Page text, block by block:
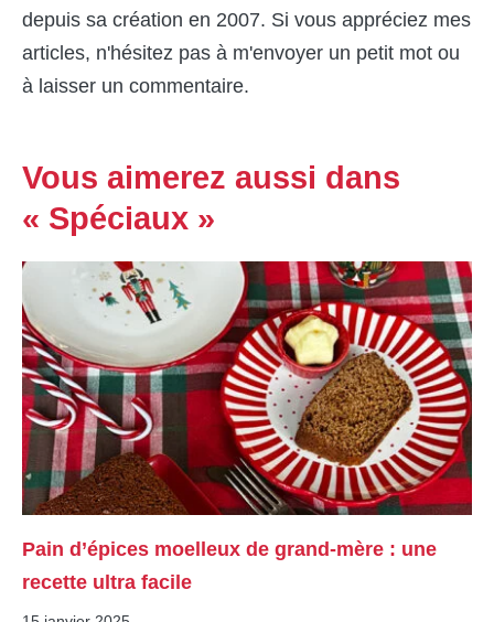
depuis sa création en 2007. Si vous appréciez mes
articles, n'hésitez pas à m'envoyer un petit mot ou
à laisser un commentaire.
Vous aimerez aussi dans
« Spéciaux »
Pain d’épices moelleux de grand-mère : une
recette ultra facile